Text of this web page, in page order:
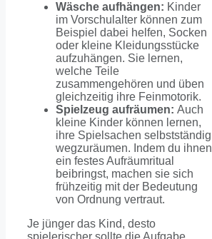
Wäsche aufhängen: Kinder
im Vorschulalter können zum
Beispiel dabei helfen, Socken
oder kleine Kleidungsstücke
aufzuhängen. Sie lernen,
welche Teile
zusammengehören und üben
gleichzeitig ihre Feinmotorik.
Spielzeug aufräumen: Auch
kleine Kinder können lernen,
ihre Spielsachen selbstständig
wegzuräumen. Indem du ihnen
ein festes Aufräumritual
beibringst, machen sie sich
frühzeitig mit der Bedeutung
von Ordnung vertraut.
Je jünger das Kind, desto
spielerischer sollte die Aufgabe